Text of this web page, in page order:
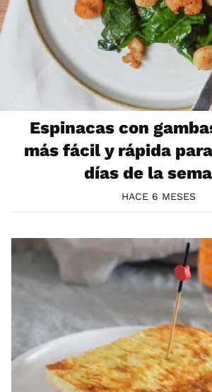
Espinacas con
más fácil y rápida
días de la
HACE 6 MESES